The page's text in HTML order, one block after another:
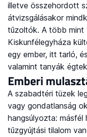
illetve összehordott
átvizsgálásakor
tűzoltók. A több mint
Kiskunfélegyháza
egy ember, itt tarló,
valamint tanyák
Emberi
A szabadtéri tüzek
vagy gondatlanság
hangsúlyozta: másfél
tűzgyújtási tilalom